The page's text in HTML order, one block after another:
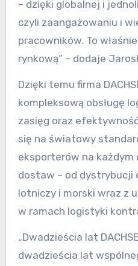
– dzięki globalnej i
czyli zaangażowaniu i
pracowników. To
rynkową” – dodaje
Dzięki temu firma
kompleksową obsługę
zasięg oraz
się na światowy
eksporterów na każdym
dostaw – od
lotniczy i morski wraz z
w ramach logistyki
„Dwadzieścia lat
dwadzieścia lat